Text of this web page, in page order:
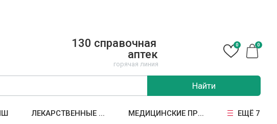
130 справочная
аптек
горячая линия
0 0
Найти
ЛЕКАРСТВЕННЫЕ ... МЕДИЦИНСКИЕ ПР... ЕЩЁ 7